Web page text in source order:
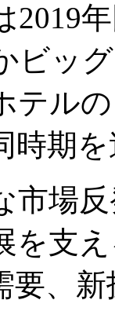
2019
ビッ
テル
時期
市場
を支
要、